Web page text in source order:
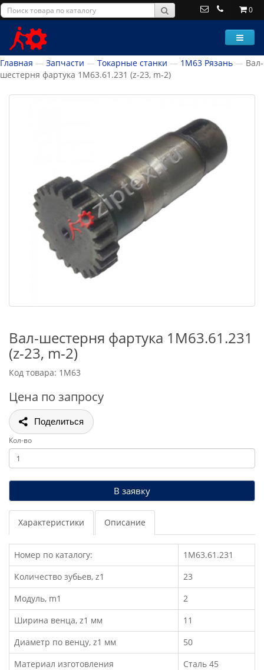
0
Главная Запчасти Токарные станки 1М63 Рязань
Вал-
шестерня фартука 1М63.61.231 (z-23, m-2)
Вал-шестерня фартука 1М63.61.231
(z-23, m-2)
Код товара: 1М63
Цена по запросу
Поделиться
Кол-во
В заявку
Характеристики Описание
Номер по каталогу:
1М63.61.231
Количество зубьев, z1
23
Модуль, m1
2
Ширина венца, z1 мм
11
Диаметр по венцу, z1 мм
50
Материал изготовления
Сталь 45